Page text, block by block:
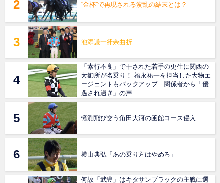
“金杯”で再現される波乱の結末とは？
池添謙一紆余曲折
「素行不良」で干された若手の更生に関西の
大御所が名乗り！ 福永祐一を担当した大物エ
ージェントもバックアップ…関係者から「優
遇され過ぎ」の声
憶測飛び交う角田大河の函館コース侵入
横山典弘「あの乗り方はやめろ」
何故「武豊」はキタサンブラックの主戦に選